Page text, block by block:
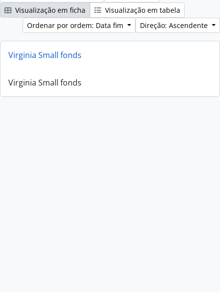
Visualização em ficha
Visualização em tabela
Ordenar por ordem: Data fim
Direção: Ascendente
Virginia Small fonds
Virginia Small fonds